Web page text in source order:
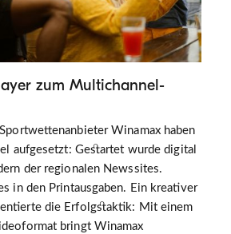
zum Multichannel-
Winamax haben
aufgesetzt: Gestartet wurde digital
der regionalen Newssites.
in den Printausgaben. Ein kreativer
die Erfolgstaktik: Mit einem
bringt Winamax